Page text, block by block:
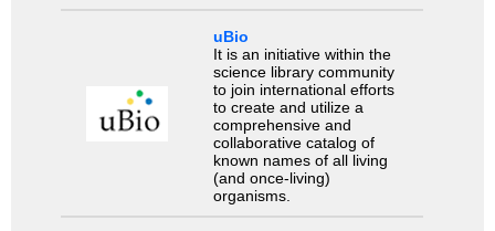
uBio
It is an initiative within the
science library community
to join international efforts
to create and utilize a
comprehensive and
collaborative catalog of
known names of all living
(and once-living)
organisms.